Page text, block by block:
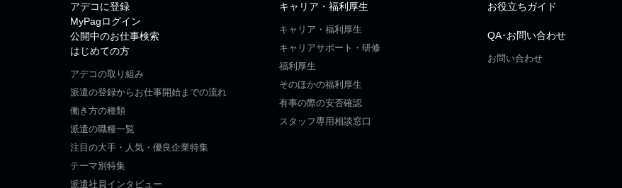
アデコに登録
MyPagログイン
公開中のお仕事検索
はじめての方
アデコの取り組み
派遣の登録からお仕事開始までの流れ
働き方の種類
派遣の職種一覧
注目の大手・人気・優良企業特集
テーマ別特集
派遣社員インタビュー
キャリア・福利厚生
キャリア・福利厚生
キャリアサポート・研修
福利厚生
そのほかの福利厚生
有事の際の安否確認
スタッフ専用相談窓口
お役立ちガイド
QA･お問い合わせ
お問い合わせ